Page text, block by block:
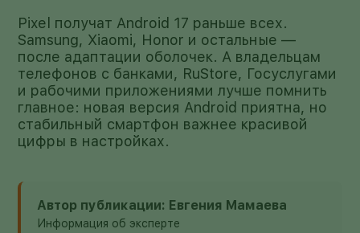
Pixel получат Android 17 раньше всех.
Samsung, Xiaomi, Honor и остальные —
после адаптации оболочек. А владельцам
телефонов с банками, RuStore, Госуслугами
и рабочими приложениями лучше помнить
главное: новая версия Android приятна, но
стабильный смартфон важнее красивой
цифры в настройках.
Автор публикации: Евгения Мамаева
Информация об эксперте